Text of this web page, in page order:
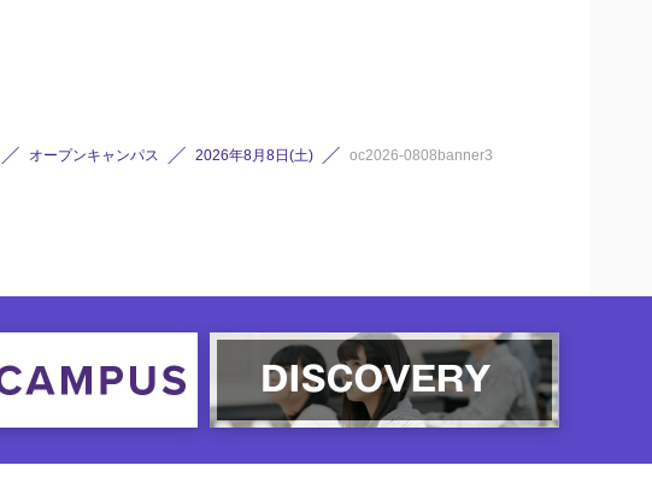
オープンキャンパス 2026年8月8日(土) oc2026-0808banner3